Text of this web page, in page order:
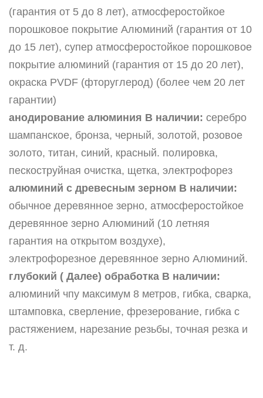
(гарантия от 5 до 8 лет), атмосферостойкое
порошковое покрытие Алюминий (гарантия от 10
до 15 лет), супер атмосферостойкое порошковое
покрытие алюминий (гарантия от 15 до 20 лет),
окраска PVDF (фторуглерод) (более чем 20 лет
гарантии)
анодирование алюминия В наличии: серебро
шампанское, бронза, черный, золотой, розовое
золото, титан, синий, красный. полировка,
пескоструйная очистка, щетка, электрофорез
алюминий с древесным зерном В наличии:
обычное деревянное зерно, атмосферостойкое
деревянное зерно Алюминий (10 летняя
гарантия на открытом воздухе),
электрофорезное деревянное зерно Алюминий.
глубокий ( Далее) обработка В наличии:
алюминий чпу максимум 8 метров, гибка, сварка,
штамповка, сверление, фрезерование, гибка с
растяжением, нарезание резьбы, точная резка и
т. д.